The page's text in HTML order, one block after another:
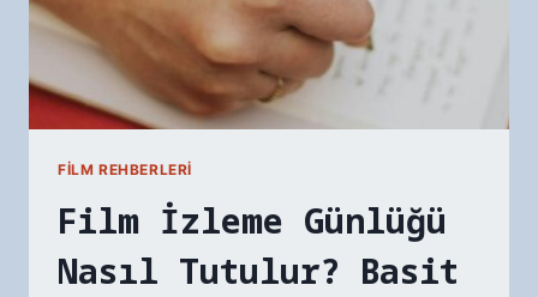
FILM REHBERLERI
Film İzleme Günlüğü
Nasıl Tutulur? Basit